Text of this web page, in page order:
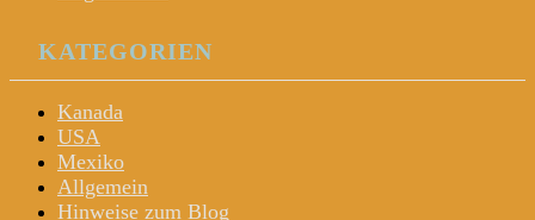
KATEGORIEN
Kanada
USA
Mexiko
Allgemein
Hinweise zum Blog